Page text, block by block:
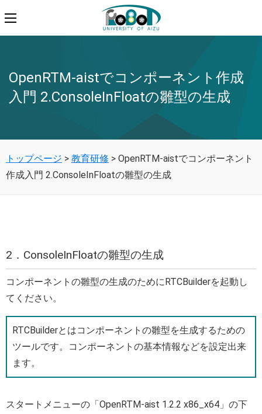
OpenRTM-aistでコンポーネント作成
入門 2.ConsoleInFloatの雛型の生成
トップページ > 教育研修 > OpenRTM-aistでコンポーネント
作成入門 2.ConsoleInFloatの雛型の生成
2．ConsoleInFloatの雛型の生成
コンポーネントの雛型の生成のためにRTCBuilderを起動し
てください。
RTCBuilderとはコンポーネントの雛型を生成するための
ツールです。コンポーネントの基本情報などを設定出来
ます。
スタートメニューの「OpenRTM-aist 1.2.2 x86_x64」の下